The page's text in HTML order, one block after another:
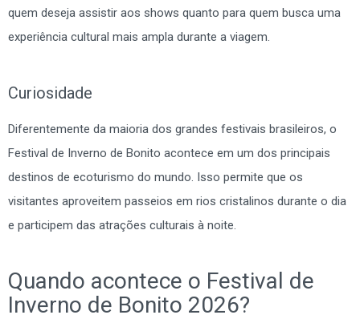
quem deseja assistir aos shows quanto para quem busca uma
experiência cultural mais ampla durante a viagem.
Curiosidade
Diferentemente da maioria dos grandes festivais brasileiros, o
Festival de Inverno de Bonito acontece em um dos principais
destinos de ecoturismo do mundo. Isso permite que os
visitantes aproveitem passeios em rios cristalinos durante o dia
e participem das atrações culturais à noite.
Quando acontece o Festival de
Inverno de Bonito 2026?